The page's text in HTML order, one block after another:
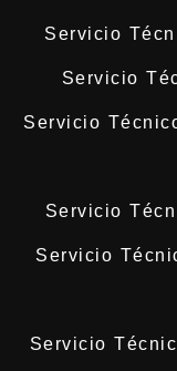
Servicio
Servicio
Servicio
Servicio
Servicio
Servicio